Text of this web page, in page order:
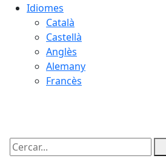
Idiomes
Català
Castellà
Anglès
Alemany
Francès
Cercar: